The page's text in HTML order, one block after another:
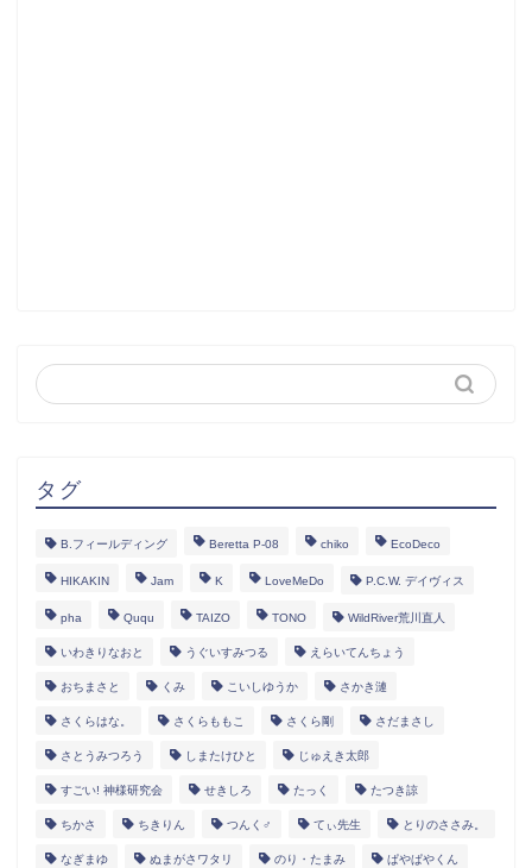
タグ
B.フィールディング Beretta P-08 chiko EcoDeco
HIKAKIN Jam K LoveMeDo P.C.W. デイヴィス
pha Ququ TAIZO TONO WildRiver荒川直人
いわきりなおと うぐいすみつる えらいてんちょう
おちまさと くみ こいしゆうか さかき漣
さくらはな。 さくらももこ さくら剛 さだまさし
さとうみつろう しまたけひと じゅえき太郎
すごい! 神様研究会 せきしろ たっく たつき諒
ちかさ ちきりん つんく♂ てぃ先生 とりのささみ。
なぎまゆ ぬまがさワタリ のり・たまみ ぱやぱやくん